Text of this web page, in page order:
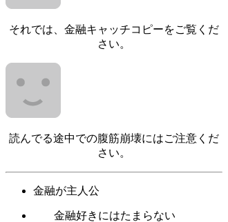
それでは、金融キャッチコピーをご覧くだ
さい。
読んでる途中での腹筋崩壊にはご注意くだ
さい。
金融が主人公
金融好きにはたまらない